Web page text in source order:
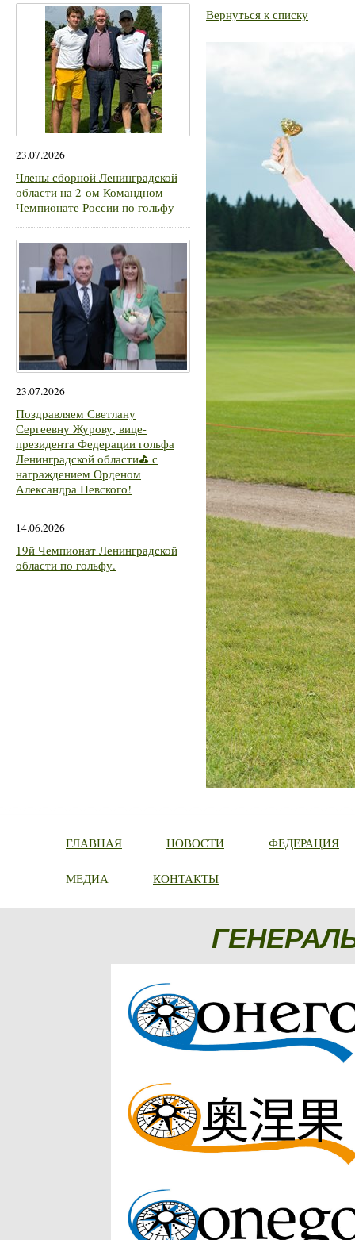
23.07.2026
Члены сборной Ленинградской
области на 2-ом Командном
Чемпионате России по гольфу
23.07.2026
Поздравляем Светлану
Сергеевну Журову, вице-
президента Федерации гольфа
Ленинградской области⛳ с
награждением Орденом
Александра Невского!
14.06.2026
19й Чемпионат Ленинградской
области по гольфу.
Вернуться к списку
ГЛАВНАЯ НОВОСТИ ФЕДЕРАЦИЯ
МЕДИА КОНТАКТЫ